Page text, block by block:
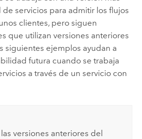
servicios para admitir los flujos
clientes, pero siguen
que utilizan versiones anteriores
siguientes ejemplos ayudan a
futura cuando se trabaja
a través de un servicio con
versiones anteriores del